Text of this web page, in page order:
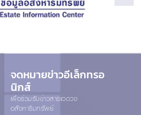
จดหมายข่าวอีเล็กทรอ
นิกส์
เพื่อร่วมรับข่าวสารแวดวง
อสังหาริมทรัพย์